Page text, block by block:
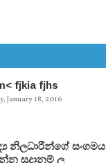
fjkia fjhs
January 18, 2016
නිලධාරීන්ගේ සංගමය
සුදානම් ලු